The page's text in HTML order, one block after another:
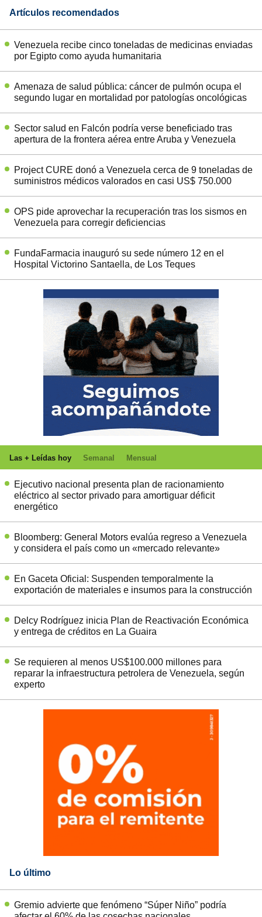
Artículos recomendados
Venezuela recibe cinco toneladas de medicinas enviadas
por Egipto como ayuda humanitaria
Amenaza de salud pública: cáncer de pulmón ocupa el
segundo lugar en mortalidad por patologías oncológicas
Sector salud en Falcón podría verse beneficiado tras
apertura de la frontera aérea entre Aruba y Venezuela
Project CURE donó a Venezuela cerca de 9 toneladas de
suministros médicos valorados en casi US$ 750.000
OPS pide aprovechar la recuperación tras los sismos en
Venezuela para corregir deficiencias
FundaFarmacia inauguró su sede número 12 en el
Hospital Victorino Santaella, de Los Teques
Las + Leídas hoy Semanal Mensual
Ejecutivo nacional presenta plan de racionamiento
eléctrico al sector privado para amortiguar déficit
energético
Bloomberg: General Motors evalúa regreso a Venezuela
y considera el país como un «mercado relevante»
En Gaceta Oficial: Suspenden temporalmente la
exportación de materiales e insumos para la construcción
Delcy Rodríguez inicia Plan de Reactivación Económica
y entrega de créditos en La Guaira
Se requieren al menos US$100.000 millones para
reparar la infraestructura petrolera de Venezuela, según
experto
Lo último
Gremio advierte que fenómeno “Súper Niño” podría